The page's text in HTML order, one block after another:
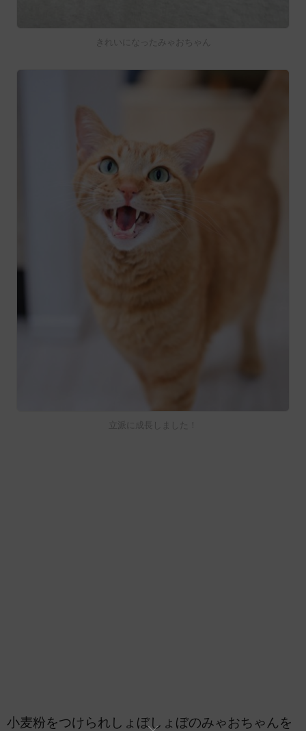
きれいになったみゃおちゃん
立派に成長しました！
小麦粉をつけられしょぼしょぼのみゃおちゃんを